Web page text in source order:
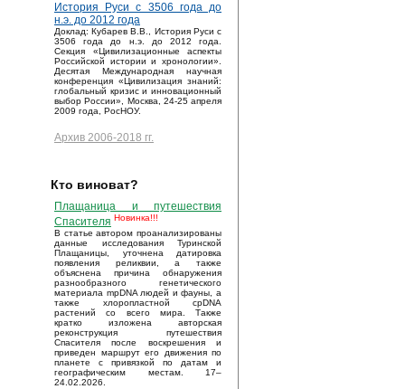
История Руси с 3506 года до
н.э. до 2012 года
Доклад: Кубарев В.В., История Руси с
3506 года до н.э. до 2012 года.
Секция «Цивилизационные аспекты
Российской истории и хронологии».
Десятая Международная научная
конференция «Цивилизация знаний:
глобальный кризис и инновационный
выбор России», Москва, 24-25 апреля
2009 года, РосНОУ.
Архив 2006-2018 гг.
Кто виноват?
Плащаница и путешествия
Спасителя Новинка!!!
В статье автором проанализированы
данные исследования Туринской
Плащаницы, уточнена датировка
появления реликвии, а также
объяснена причина обнаружения
разнообразного генетического
материала mpDNA людей и фауны, а
также хлоропластной cpDNA
растений со всего мира. Также
кратко изложена авторская
реконструкция путешествия
Спасителя после воскрешения и
приведен маршрут его движения по
планете с привязкой по датам и
географическим местам. 17–
24.02.2026.